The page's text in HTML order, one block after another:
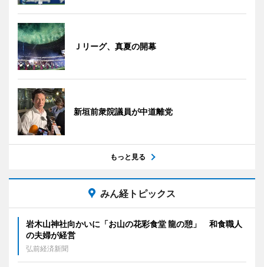
Ｊリーグ、真夏の開幕
新垣前衆院議員が中道離党
もっと見る
みん経トピックス
岩木山神社向かいに「お山の花彩食堂 龍の憩」 和食職人
の夫婦が経営
弘前経済新聞